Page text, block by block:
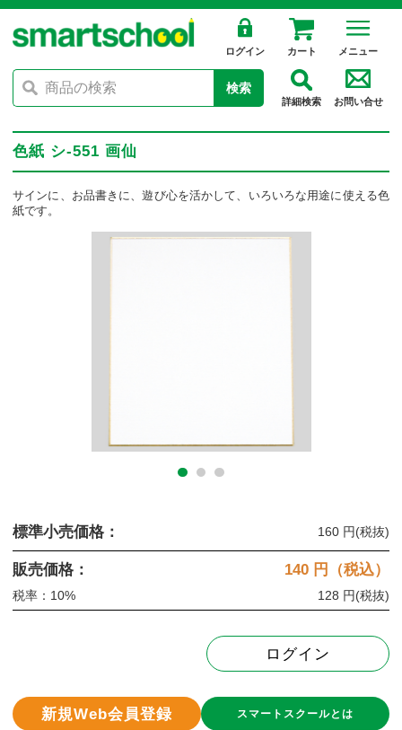
ログイン カート メニュー
検索
詳細検索 お問い合せ
色紙 シ-551 画仙
サインに、お品書きに、遊び心を活かして、いろいろな用途に使える色
紙です。
標準小売価格： 160 円(税抜)
販売価格： 140 円（税込）
税率：10% 128 円(税抜)
ログイン
新規Web会員登録 スマートスクールとは